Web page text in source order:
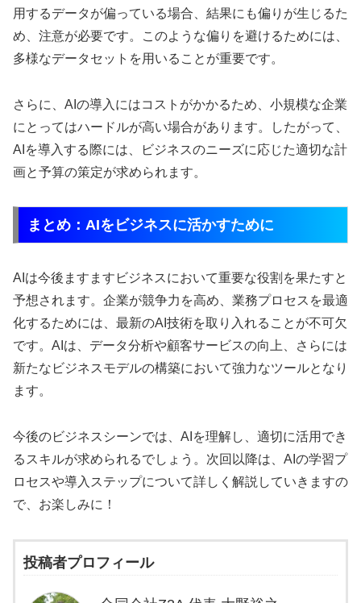
用するデータが偏っている場合、結果にも偏りが生じるた
め、注意が必要です。このような偏りを避けるためには、
多様なデータセットを用いることが重要です。
さらに、AIの導入にはコストがかかるため、小規模な企業
にとってはハードルが高い場合があります。したがって、
AIを導入する際には、ビジネスのニーズに応じた適切な計
画と予算の策定が求められます。
まとめ：AIをビジネスに活かすために
AIは今後ますますビジネスにおいて重要な役割を果たすと
予想されます。企業が競争力を高め、業務プロセスを最適
化するためには、最新のAI技術を取り入れることが不可欠
です。AIは、データ分析や顧客サービスの向上、さらには
新たなビジネスモデルの構築において強力なツールとなり
ます。
今後のビジネスシーンでは、AIを理解し、適切に活用でき
るスキルが求められるでしょう。次回以降は、AIの学習プ
ロセスや導入ステップについて詳しく解説していきますの
で、お楽しみに！
投稿者プロフィール